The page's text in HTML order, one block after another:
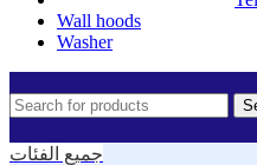
Wall hoods
Washer
جميع الفئات